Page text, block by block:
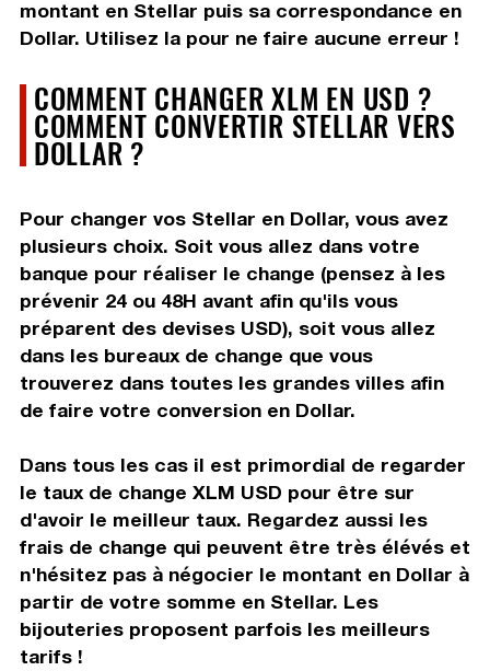
montant en Stellar puis sa correspondance en
Dollar. Utilisez la pour ne faire aucune erreur !
COMMENT CHANGER XLM EN USD ?
COMMENT CONVERTIR STELLAR VERS
DOLLAR ?
Pour changer vos Stellar en Dollar, vous avez
plusieurs choix. Soit vous allez dans votre
banque pour réaliser le change (pensez à les
prévenir 24 ou 48H avant afin qu'ils vous
préparent des devises USD), soit vous allez
dans les bureaux de change que vous
trouverez dans toutes les grandes villes afin
de faire votre conversion en Dollar.
Dans tous les cas il est primordial de regarder
le taux de change XLM USD pour être sur
d'avoir le meilleur taux. Regardez aussi les
frais de change qui peuvent être très élévés et
n'hésitez pas à négocier le montant en Dollar à
partir de votre somme en Stellar. Les
bijouteries proposent parfois les meilleurs
tarifs !